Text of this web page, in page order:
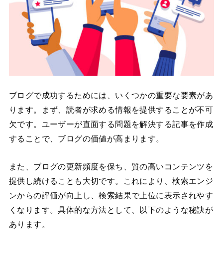
ブログで成功するためには、いくつかの重要な要素があ
ります。まず、読者が求める情報を提供することが不可
欠です。ユーザーが直面する問題を解決する記事を作成
することで、ブログの価値が高まります。
また、ブログの更新頻度を保ち、質の高いコンテンツを
提供し続けることも大切です。これにより、検索エンジ
ンからの評価が向上し、検索結果で上位に表示されやす
くなります。具体的な方法として、以下のような秘訣が
あります。